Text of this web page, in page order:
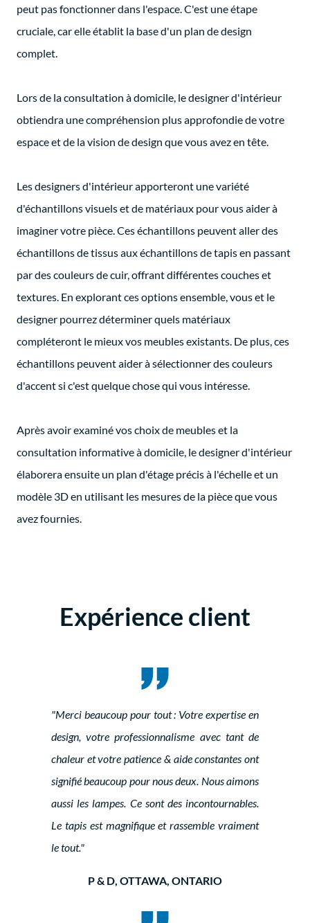
peut pas fonctionner dans l'espace. C'est une étape
cruciale, car elle établit la base d'un plan de design
complet.
Lors de la consultation à domicile, le designer d'intérieur
obtiendra une compréhension plus approfondie de votre
espace et de la vision de design que vous avez en tête.
Les designers d'intérieur apporteront une variété
d'échantillons visuels et de matériaux pour vous aider à
imaginer votre pièce. Ces échantillons peuvent aller des
échantillons de tissus aux échantillons de tapis en passant
par des couleurs de cuir, offrant différentes couches et
textures. En explorant ces options ensemble, vous et le
designer pourrez déterminer quels matériaux
compléteront le mieux vos meubles existants. De plus, ces
échantillons peuvent aider à sélectionner des couleurs
d'accent si c'est quelque chose qui vous intéresse.
Après avoir examiné vos choix de meubles et la
consultation informative à domicile, le designer d'intérieur
élaborera ensuite un plan d'étage précis à l'échelle et un
modèle 3D en utilisant les mesures de la pièce que vous
avez fournies.
Expérience client
"Merci beaucoup pour tout : Votre expertise en
design, votre professionnalisme avec tant de
chaleur et votre patience & aide constantes ont
signifié beaucoup pour nous deux. Nous aimons
aussi les lampes. Ce sont des incontournables.
Le tapis est magnifique et rassemble vraiment
le tout."
P & D, OTTAWA, ONTARIO